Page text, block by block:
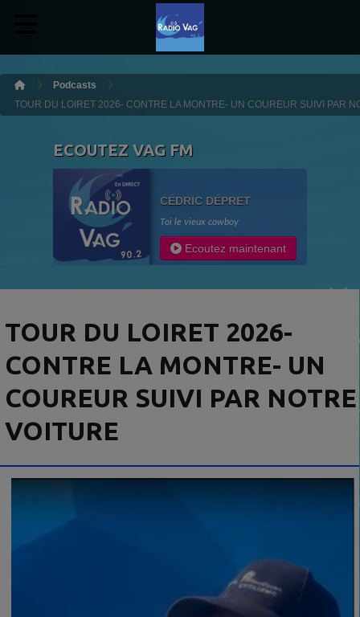
Podcasts
TOUR DU LOIRET 2026- CONTRE LA MONTRE- UN COUREUR SUIVI PAR
ECOUTEZ VAG FM
CÉDRIC DÉPRET
Toi le vieux cowboy
Ecoutez maintenant
TOUR DU LOIRET 2026-
CONTRE LA MONTRE- UN
COUREUR SUIVI PAR NOTRE
VOITURE